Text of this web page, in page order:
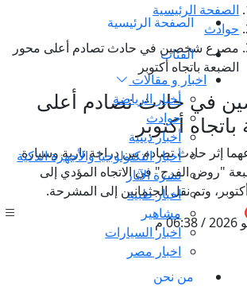
الصفحة الرئيسية
الفئات
اخبار و مقالات
أخبار الرياضة
حوادث
أخبار دينية
أخبار التكنولوجيا والأجهزة الذكية
نشرة الآثار
اخبار طبية
مشاهير
اخبار السيارات
اخبار مصر
من نحن
الصفحة الرئيسية
حوادث
مصرع شخصين في حادث تصادم أعلى محور
الضبعة باتجاه أكتوبر
في حادث تصادم أعلى
أكتوبر
إثر حادث تصادم بين دراجة نارية وسيارة
"روض الفرج" في الاتجاه المؤدي إلى
وتم نقل الجثمانين إلى المشرحة.